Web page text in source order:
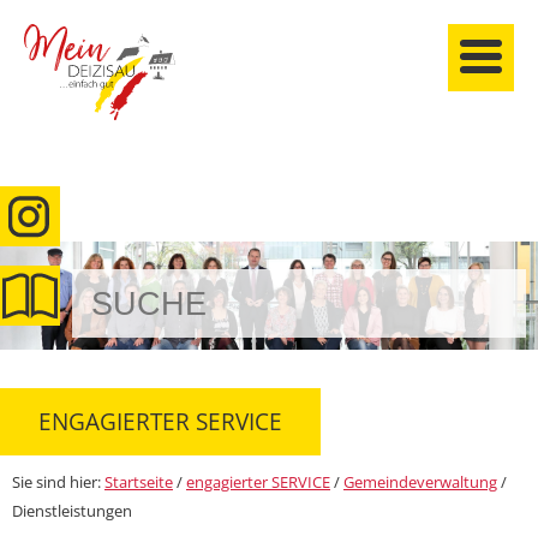
anmelden
ENGAGIERTER SERVICE
Sie sind hier:Startseite/engagierter SERVICE/Gemeindeverwaltung/
Dienstleistungen